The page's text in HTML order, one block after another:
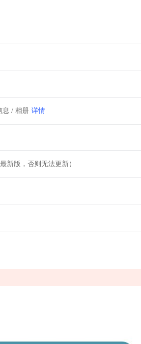
息 / 相册 详情
新版，否则无法更新）